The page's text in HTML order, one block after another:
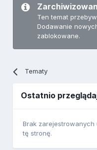
Ten temat
Dodawanie
zablokowane.
Tematy
Ostatnio
Brak
tę stronę.